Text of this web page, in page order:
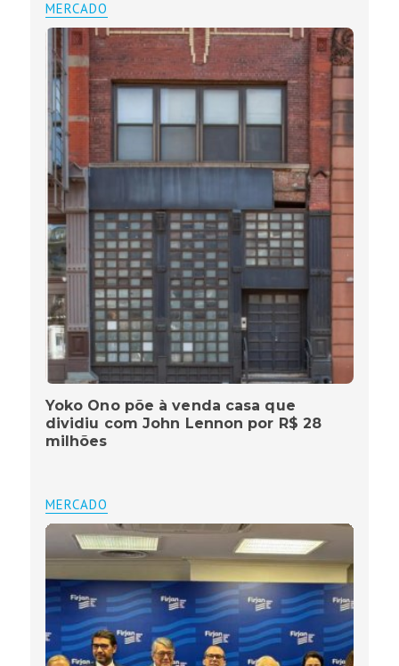
MERCADO
Yoko Ono põe à venda casa que
dividiu com John Lennon por R$ 28
milhões
MERCADO